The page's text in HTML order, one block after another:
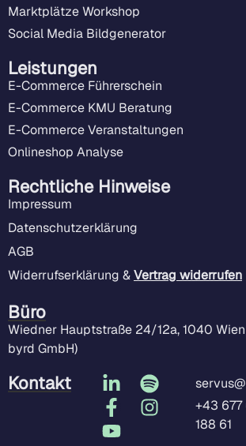
Marktplätze Workshop
Social Media Bildgenerator
Leistungen
E-Commerce Führerschein
E-Commerce KMU Beratung
E-Commerce Veranstaltungen
Onlineshop Analyse
Rechtliche Hinweise
Impressum
Datenschutzerklärung
AGB
Widerrufserklärung &Vertrag widerrufen
Büro
Wiedner Hauptstraße 24/12a, 1040
byrd GmbH)
Kontakt
+43
188 61